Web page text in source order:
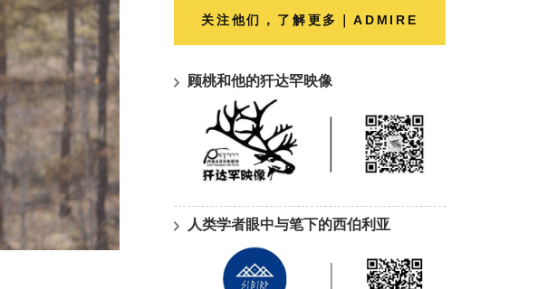
关注他们，了解更多｜ADMIRE
顾桃和他的犴达罕映像
人类学者眼中与笔下的西伯利亚